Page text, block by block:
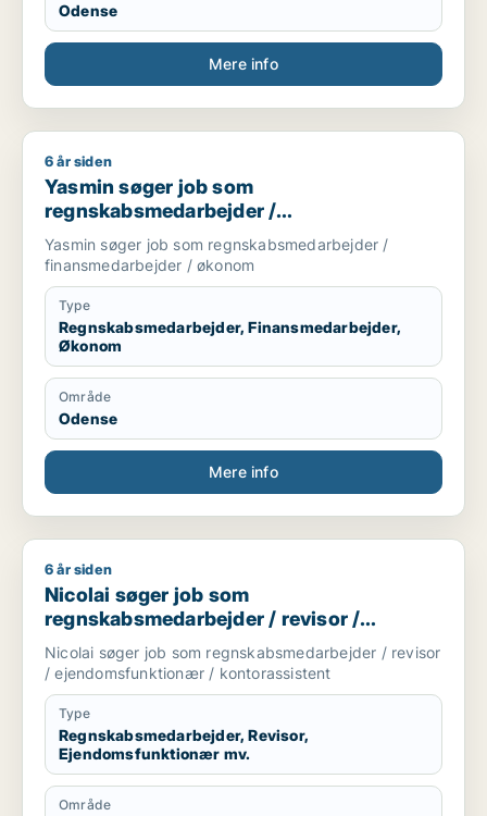
Odense
Mere info
Yasmin søger job som regnskabsmedarbejder /
6 år siden
Yasmin søger job som
regnskabsmedarbejder /
finansmedarbejder / økonom
Yasmin søger job som regnskabsmedarbejder /
finansmedarbejder / økonom
Type
Regnskabsmedarbejder, Finansmedarbejder,
Økonom
Område
Odense
Mere info
Nicolai søger job som regnskabsmedarbejder / revisor /
6 år siden
Nicolai søger job som
regnskabsmedarbejder / revisor /
ejendomsfunktionær / kontorassistent
Nicolai søger job som regnskabsmedarbejder / revisor
/ ejendomsfunktionær / kontorassistent
Type
Regnskabsmedarbejder, Revisor,
Ejendomsfunktionær mv.
Område